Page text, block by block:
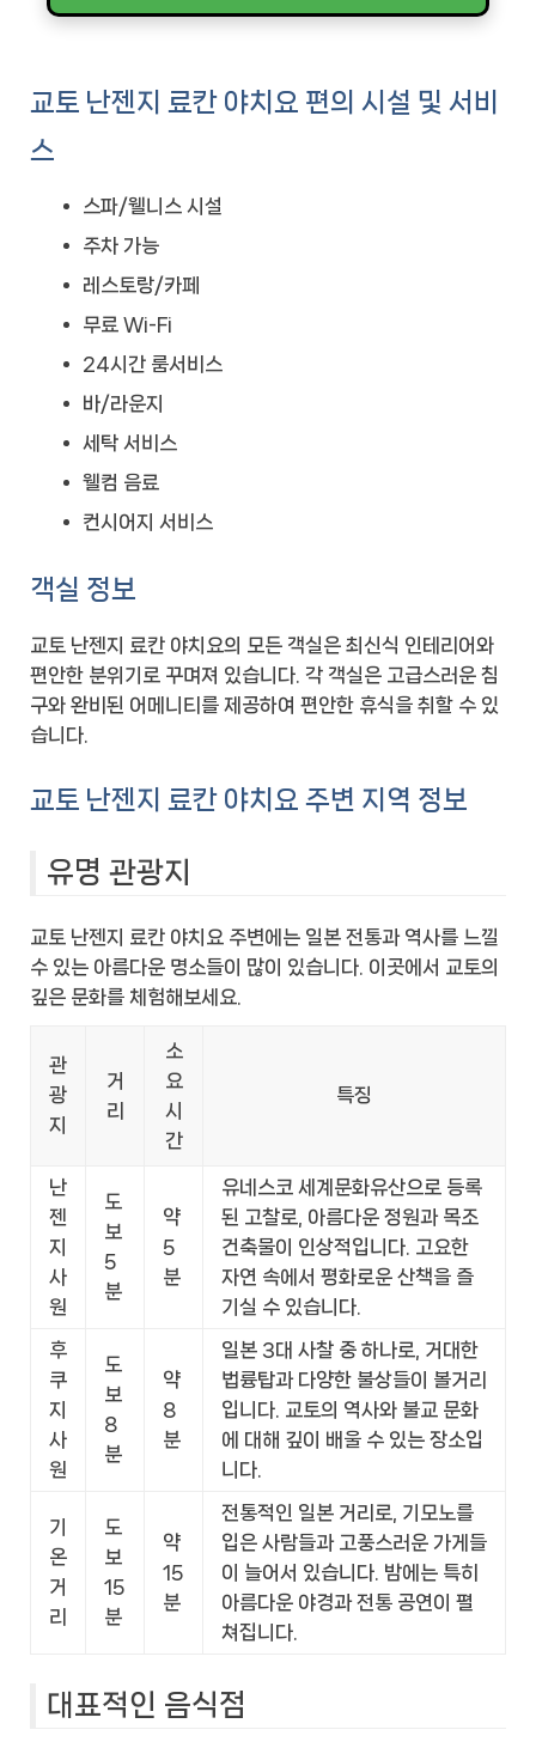
교토 난젠지 료칸 야치요 편의 시설 및 서비
스
스파/웰니스 시설
주차 가능
레스토랑/카페
무료 Wi-Fi
24시간 룸서비스
바/라운지
세탁 서비스
웰컴 음료
컨시어지 서비스
객실 정보
교토 난젠지 료칸 야치요의 모든 객실은 최신식 인테리어와
편안한 분위기로 꾸며져 있습니다. 각 객실은 고급스러운 침
구와 완비된 어메니티를 제공하여 편안한 휴식을 취할 수 있
습니다.
교토 난젠지 료칸 야치요 주변 지역 정보
유명 관광지
교토 난젠지 료칸 야치요 주변에는 일본 전통과 역사를 느낄
수 있는 아름다운 명소들이 많이 있습니다. 이곳에서 교토의
깊은 문화를 체험해보세요.
관
광
지
거
리
소
요
시
간
특징
난
젠
지
사
원
도
보
5
분
약
5
분
유네스코 세계문화유산으로 등록
된 고찰로, 아름다운 정원과 목조
건축물이 인상적입니다. 고요한
자연 속에서 평화로운 산책을 즐
기실 수 있습니다.
후
쿠
지
사
원
도
보
8
분
약
8
분
일본 3대 사찰 중 하나로, 거대한
법륭탑과 다양한 불상들이 볼거리
입니다. 교토의 역사와 불교 문화
에 대해 깊이 배울 수 있는 장소입
니다.
기
온
거
리
도
보
15
분
약
15
분
전통적인 일본 거리로, 기모노를
입은 사람들과 고풍스러운 가게들
이 늘어서 있습니다. 밤에는 특히
아름다운 야경과 전통 공연이 펼
쳐집니다.
대표적인 음식점